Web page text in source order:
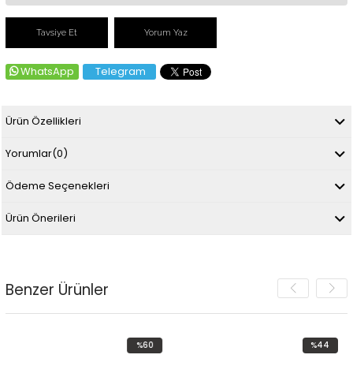
Tavsiye Et Yorum Yaz
WhatsApp Telegram
Ürün Özellikleri
Yorumlar(0)
Ödeme Seçenekleri
Ürün Önerileri
Benzer Ürünler